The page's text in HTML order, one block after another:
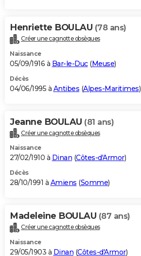
Henriette BOULAU (78 ans)
Créer une cagnotte obsèques
Naissance
05/09/1916 à Bar-le-Duc(Meuse)
Décès
04/06/1995 à Antibes (Alpes-Maritimes)
Jeanne BOULAU (81 ans)
Créer une cagnotte obsèques
Naissance
27/02/1910 à Dinan (Côtes-d'Armor)
Décès
28/10/1991 à Amiens (Somme)
Madeleine BOULAU (87 ans)
Créer une cagnotte obsèques
Naissance
29/05/1903 à Dinan (Côtes-d'Armor)